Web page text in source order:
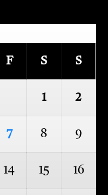
F S S
1 2
7 8 9
14 15 16